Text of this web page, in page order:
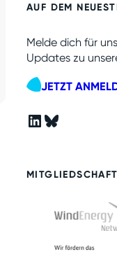
AUF DEM
Melde dich für
Updates zu
JETZT
LinkedIn Bluesky